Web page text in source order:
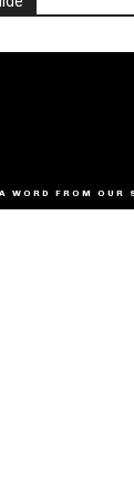
WORD FROM OUR